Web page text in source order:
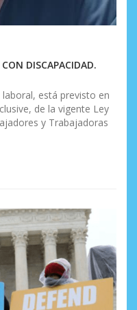
DISCAPACIDAD.
está previsto en
de la vigente Ley
y Trabajadoras